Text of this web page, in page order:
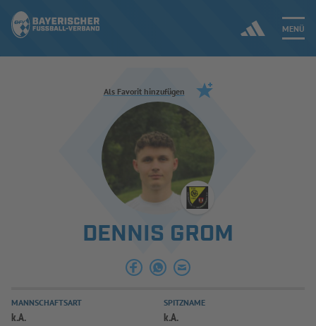
MENÜ
Jetzt einloggen
ERGEBNISSE & WETTBEWERBE
SPIELBETRIEB & VERBANDSLEBEN
AUSBILDUNG & FÖRDERUNG
Als Favorit hinzufügen
DENNIS GROM
MANNSCHAFTSART
k.A.
SPITZNAME
k.A.